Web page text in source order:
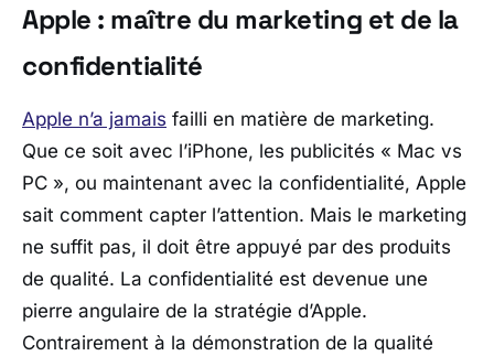
Apple : maître du marketing et de la
confidentialité
Apple n’a jamais failli en matière de marketing.
Que ce soit avec l’iPhone, les publicités « Mac vs
PC », ou maintenant avec la confidentialité, Apple
sait comment capter l’attention. Mais le marketing
ne suffit pas, il doit être appuyé par des produits
de qualité. La confidentialité est devenue une
pierre angulaire de la stratégie d’Apple.
Contrairement à la démonstration de la qualité